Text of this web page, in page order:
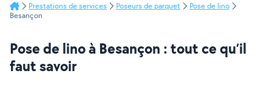
Prestations de services Poseurs de parquet
Pose de lino
Besançon
Pose de lino à Besançon : tout ce qu’il
faut savoir